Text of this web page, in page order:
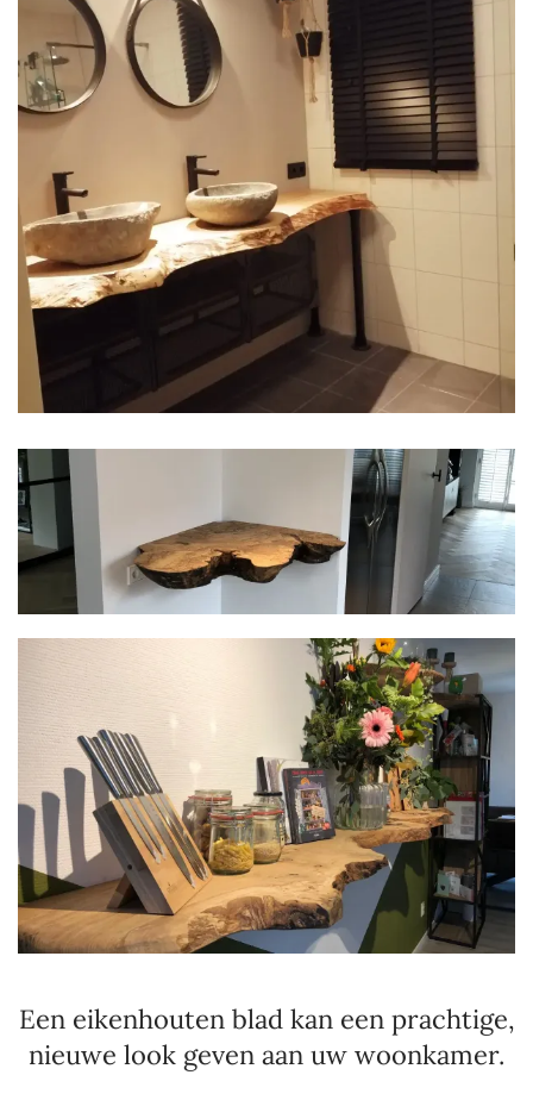
Een eikenhouten blad kan een prachtige,
nieuwe look geven aan uw woonkamer.